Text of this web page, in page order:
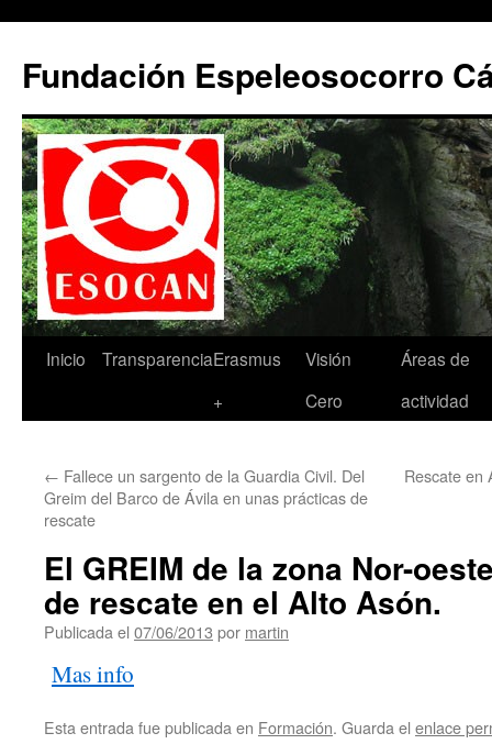
contenido
Fundación Espeleosocorro
Inicio TransparenciaErasmus
+
Visión
Cero
Áreas de
actividad
← Fallece un sargento de la Guardia Civil. Del
Greim del Barco de Ávila en unas prácticas de
rescate
Rescate en
El GREIM de la zona Nor-
de rescate en el Alto Asón.
Publicada el 07/06/2013 por martin
Mas info
Esta entrada fue publicada en Formación. Guarda el enlace